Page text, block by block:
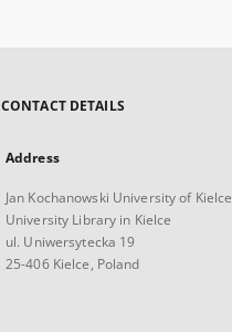
CONTACT DETAILS
Address
Jan Kochanowski University of Kielce
University Library in Kielce
ul. Uniwersytecka 19
25-406 Kielce, Poland